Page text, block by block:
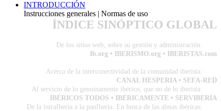
INTRODUCCIÓN
Instrucciones generales | Normas de uso
ÍNDICE SINÓPTICO GLOBAL
De los sitios web; sobre su gestión y administración:
Ib.org • IBERISMO.org • IBERISTAS.com
Acerca de la interconectividad de la comunidad iberista:
CANAL HESPERIA • SEFA-RED
Al servicio de lo genuinamente ibérico; que no de lo iberista:
IBÉRICOS TODOS • IBÉRICAMENTE • SERVIBERIA
De la intraIberia a la panIberia. En busca de las almas ibéricas: